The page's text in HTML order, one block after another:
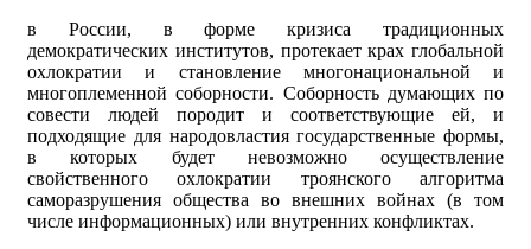
в России, в форме кризиса традиционных
демократических институтов, протекает крах глобальной
охлократии и становление многонациональной и
многоплеменной соборности. Соборность думающих по
совести людей породит и соответствующие ей, и
подходящие для народовластия государственные формы,
в которых будет невозможно осуществление
свойственного охлократии троянского алгоритма
саморазрушения общества во внешних войнах (в том
числе информационных) или внутренних конфликтах.